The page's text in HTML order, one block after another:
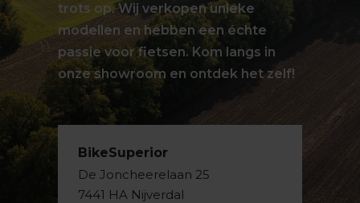
trots op. Wij verkopen unieke
modellen en hebben een échte
passie voor fietsen. Kom langs in
onze showroom en ontdek het zelf!
BikeSuperior
De Joncheerelaan 25
7441 HA Nijverdal